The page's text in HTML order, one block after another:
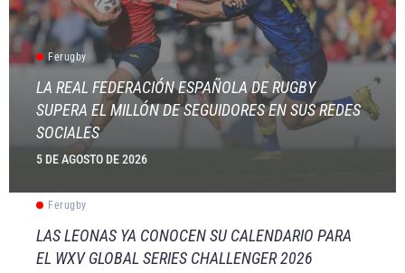
Ferugby
LA REAL FEDERACIÓN ESPAÑOLA DE RUGBY
SUPERA EL MILLÓN DE SEGUIDORES EN SUS REDES
SOCIALES
5 DE AGOSTO DE 2026
Ferugby
LAS LEONAS YA CONOCEN SU CALENDARIO PARA
EL WXV GLOBAL SERIES CHALLENGER 2026